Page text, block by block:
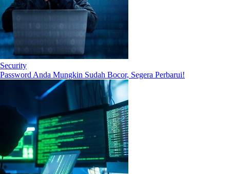
Security
Password Anda Mungkin Sudah Bocor, Segera Perbarui!